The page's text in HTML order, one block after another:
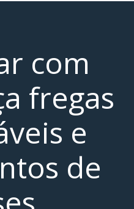
com
fregas
​​e
de